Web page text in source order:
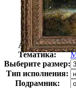
Автор:
Арт-стиль
Тематика:
Выберите размер:
Тип исполнения:
Подрамник: